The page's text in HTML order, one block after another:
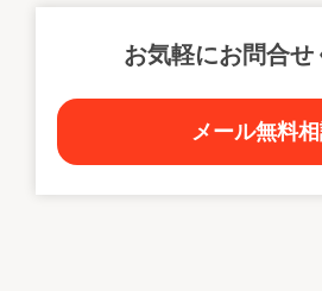
お気軽にお問合せ
メール無料